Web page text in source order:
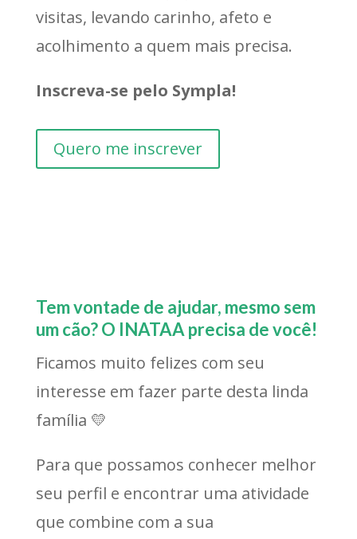
visitas, levando carinho, afeto e
acolhimento a quem mais precisa.
Inscreva-se pelo Sympla!
Quero me inscrever
Tem vontade de ajudar, mesmo sem
um cão? O INATAA precisa de você!
Ficamos muito felizes com seu
interesse em fazer parte desta linda
família 💛
Para que possamos conhecer melhor
seu perfil e encontrar uma atividade
que combine com a sua